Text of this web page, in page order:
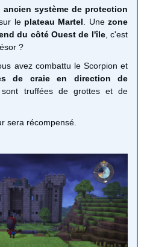
ancien système de protection
le plateau Martel . Unezone
du côté Ouest de l'île, c'est
?
avez combattu le Scorpion et
de craie en direction de
sont truffées de grottes et de
sera récompensé.